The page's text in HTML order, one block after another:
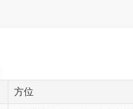
方位